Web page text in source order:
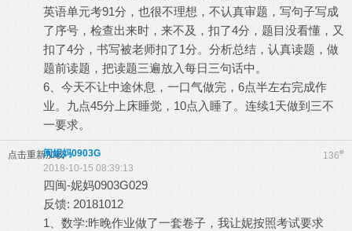
英语单元考91分，也很不理想，不认真审题，写句子写成
了序号，检查出来时，来不及，扣了4分，题目没看懂，又
扣了4分，书写被老师扣了1分。分析总结，认真读题，做
题前读题，把读题三遍放入每日三句话中。
6、今天不让中途休息，一口气做完，6点半左右完成作
业。九点45分上床睡觉，10点入睡了。连续1天做到三不
一要求。
点击重新加载 136#
闽妮妈0903G
2018-10-15 08:39:13
四闽-妮妈0903G029
反馈: 20181012
1、数学:昨晚作业做了一套卷子，我让妮按照考试要求